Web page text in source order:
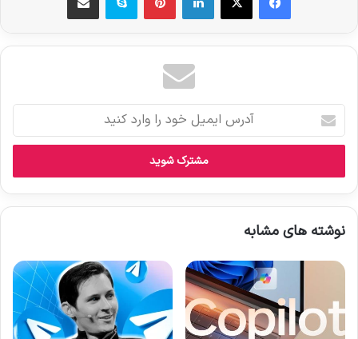
آ
ر
ا
ی
م
ی
خ
ر
ا
نوشته های مشابه